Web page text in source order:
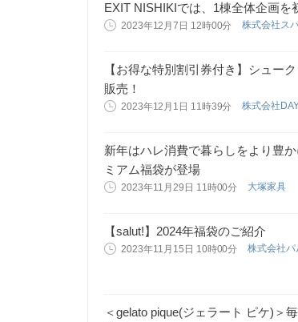
EXIT NISHIKIでは、1棟全体企画を
2023年12月7日 12時00分 株式会社ス
【お得な特別割引券付き】シュー
販売！
2023年12月1日 11時39分 株式会社
新年はハレ消費で暮らしをより豊
ミアム福袋が登場
2023年11月29日 11時00分 大塚家具
【salut!】2024年福袋のご紹介
2023年11月15日 10時00分 株式会社
＜gelato pique(ジェラート ピケ)＞